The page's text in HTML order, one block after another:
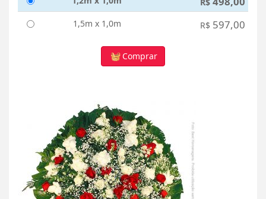
1,5m x 1,0m R$ 597,00
Comprar